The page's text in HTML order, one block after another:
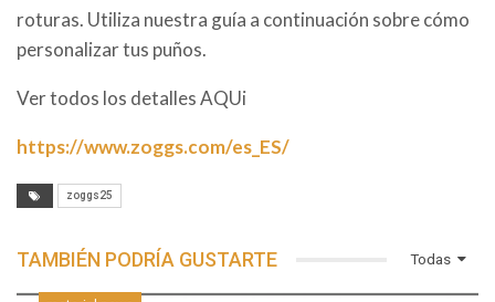
roturas. Utiliza nuestra guía a continuación sobre cómo
personalizar tus puños.
Ver todos los detalles AQUi
https://www.zoggs.com/es_ES/
zoggs25
Todas
TAMBIÉN PODRÍA GUSTARTE